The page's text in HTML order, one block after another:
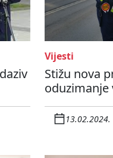
Vijesti
Stižu nova
oduzimanje